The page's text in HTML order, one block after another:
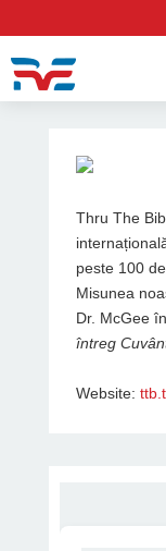
Thru The
peste 100
Misunea
Dr. McGee
întreg
Website: